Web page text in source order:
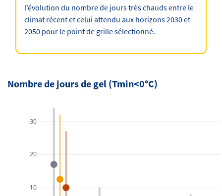
l’évolution du nombre de jours très chauds entre le
climat récent et celui attendu aux horizons 2030 et
2050 pour le point de grille sélectionné.
Nombre de jours de gel (Tmin<0°C)
10
20
30